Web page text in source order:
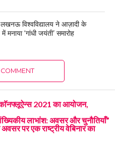
लखनऊ विश्वविद्यालय ने आज़ादी के
‘गांधी जयंती’ समारोह
2021 का आयोजन,
लाभांश: अवसर और चुनौतियाँ”
पर एक राष्ट्रीय वेबिनार का